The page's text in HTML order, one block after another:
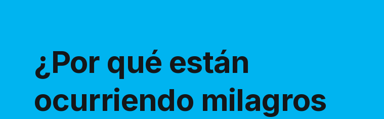
¿Por qué están
ocurriendo milagros